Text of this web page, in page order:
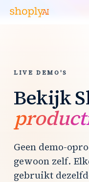
LIVE DEMO'S
Bekijk
Geen demo-
gewoon zelf.
gebruikt